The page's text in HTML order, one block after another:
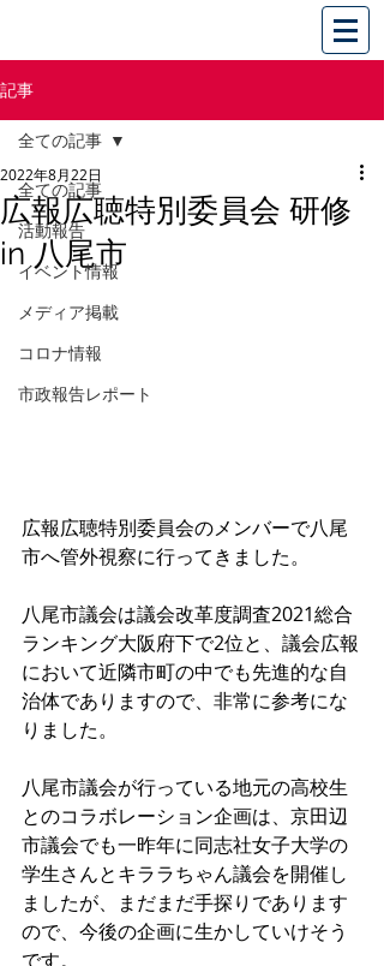
記事
全ての記事
活動報告
イベント情報
メディア掲載
コロナ情報
市政報告レポート
全ての記事
広報広聴特別委員会 研修
in 八尾市
2022年8月22日
広報広聴特別委員会のメンバーで八尾
市へ管外視察に行ってきました。
八尾市議会は議会改革度調査2021総合
ランキング大阪府下で2位と、議会広報
において近隣市町の中でも先進的な自
治体でありますので、非常に参考にな
りました。
八尾市議会が行っている地元の高校生
とのコラボレーション企画は、京田辺
市議会でも一昨年に同志社女子大学の
学生さんとキララちゃん議会を開催し
ましたが、まだまだ手探りであります
ので、今後の企画に生かしていけそう
です。